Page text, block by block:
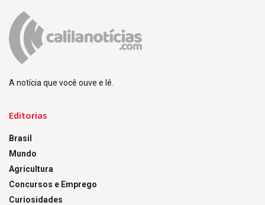
A notícia que você ouve e lê.
Editorias
Brasil
Mundo
Agricultura
Concursos e Emprego
Curiosidades